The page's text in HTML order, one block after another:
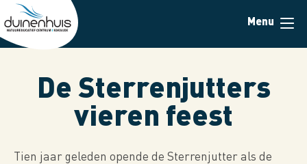
Overslaan
en
naar
Menu
De Sterrenjutters
vieren feest
Tien jaar geleden opende de Sterrenjutter als de